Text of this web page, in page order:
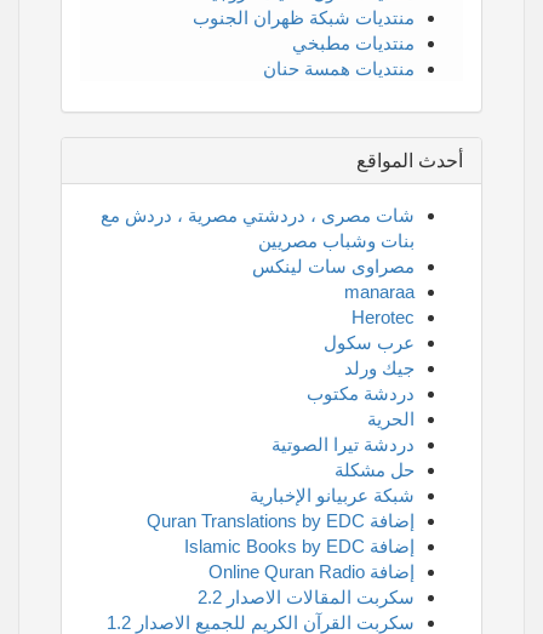
منتديات شبكة ظهران الجنوب
منتديات مطبخي
منتديات همسة حنان
أحدث المواقع
شات مصرى ، دردشتي مصرية ، دردش مع
بنات وشباب مصريين
مصراوى سات لينكس
manaraa
Herotec
عرب سكول
جيك ورلد
دردشة مكتوب
الحرية
دردشة تيرا الصوتية
حل مشكلة
شبكة عربيانو الإخبارية
إضافة Quran Translations by EDC
إضافة Islamic Books by EDC
إضافة Online Quran Radio
سكربت المقالات الاصدار 2.2
سكربت القرآن الكريم للجميع الاصدار 1.2